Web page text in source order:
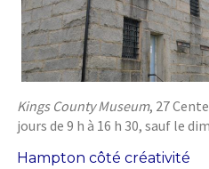
Kings County Museum, 27
jours de 9 h à 16 h 30, sauf le
Hampton côté créativité